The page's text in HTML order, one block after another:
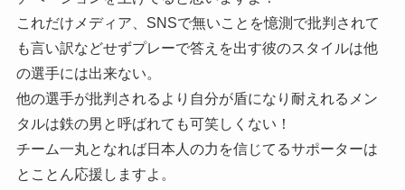
これだけメディア、SNSで無いことを憶測で批判されて
も言い訳などせずプレーで答えを出す彼のスタイルは他
の選手には出来ない。
他の選手が批判されるより自分が盾になり耐えれるメン
タルは鉄の男と呼ばれても可笑しくない！
チーム一丸となれば日本人の力を信じてるサポーターは
とことん応援しますよ。